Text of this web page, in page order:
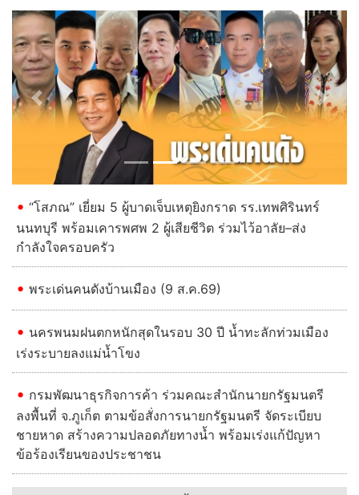
Previous Next
“โสภณ” เยี่ยม 5 ผู้บาดเจ็บเหตุยิงกราด รร.เทพศิรินทร์
นนทบุรี พร้อมเคารพศพ 2 ผู้เสียชีวิต ร่วมไว้อาลัย–ส่ง
กำลังใจครอบครัว
พระเด่นคนดังบ้านเมือง (9 ส.ค.69)
นครพนมฝนตกหนักสุดในรอบ 30 ปี น้ำทะลักท่วมเมือง
เร่งระบายลงแม่น้ำโขง
กรมพัฒนาธุรกิจการค้า ร่วมคณะสำนักนายกรัฐมนตรี
ลงพื้นที่ จ.ภูเก็ต ตามข้อสั่งการนายกรัฐมนตรี จัดระเบียบ
ชายหาด สร้างความปลอดภัยทางน้ำ พร้อมเร่งแก้ปัญหา
ข้อร้องเรียนของประชาชน